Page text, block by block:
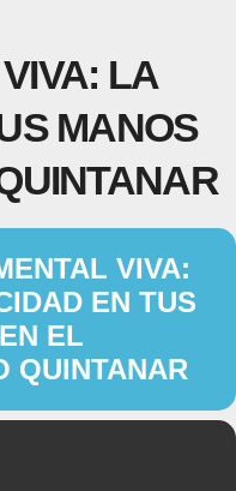
LA
MANOS
VIVA:
EN TUS
EL
QUINTANAR